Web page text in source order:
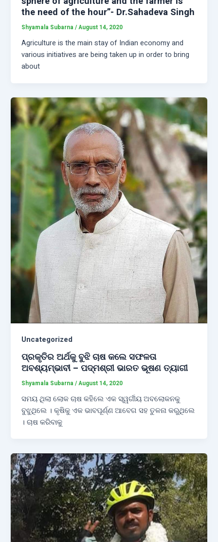
the need of the hour”- Dr.Sahadeva Singh
Shyamala Subarna/August 14, 2020
Agriculture is the main stay of Indian economy and
various initiatives are being taken up in order to bring
about
Uncategorized
ପ୍ରକୃତିର ଅର୍ଥକୁ ବୁଝି ଚାଷ କଲେ ସଫଳତା
ଅବଶ୍ୟମ୍ଭାବୀ – ପଦ୍ମଶ୍ରୀ ଭାରତ ଭୂଷଣ ତ୍ୟାଗୀ
Shyamala Subarna/August 14, 2020
ସମୟ ଥିଲା ଲୋକ ଚାଷ କହିଲେ ଏକ ସ୍ୱର୍ଗୀୟ ଅବଲୋକନକୁ
ବୁଝୁଥିଲେ । କୃଷିକୁ ଏକ ଭାବପୂର୍ଣ୍ଣ ଆବେଗ ସହ ତୁଳନା କରୁଥିଲେ
। ଚାଷ କରିବାକୁ